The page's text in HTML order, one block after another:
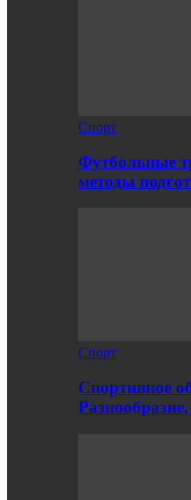
Спорт
Футбольные
методы
Спорт
Спортивное